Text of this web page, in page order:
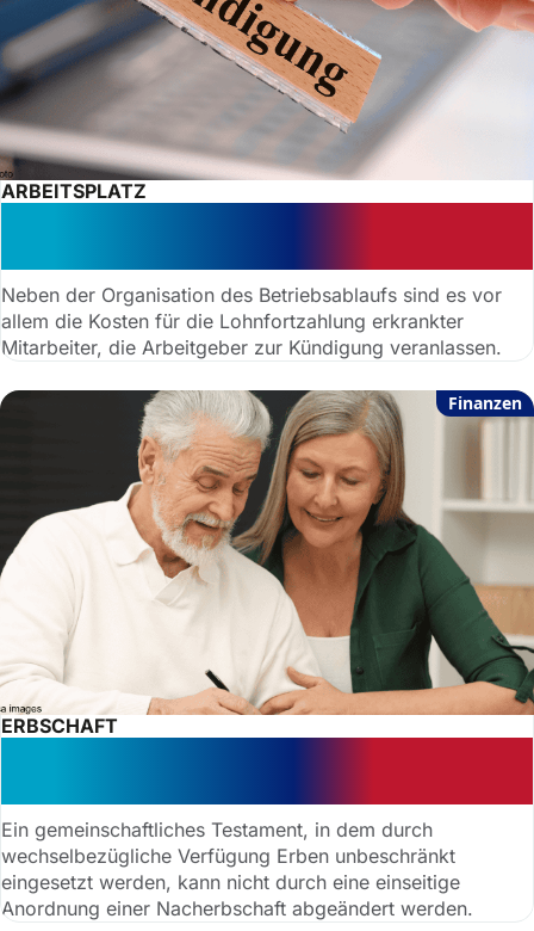
ARBEITSPLATZ
Neben der Organisation des Betriebsablaufs sind es vor
allem die Kosten für die Lohnfortzahlung erkrankter
Mitarbeiter, die Arbeitgeber zur Kündigung veranlassen.
Finanzen
ERBSCHAFT
Ein gemeinschaftliches Testament, in dem durch
wechselbezügliche Verfügung Erben unbeschränkt
eingesetzt werden, kann nicht durch eine einseitige
Anordnung einer Nacherbschaft abgeändert werden.